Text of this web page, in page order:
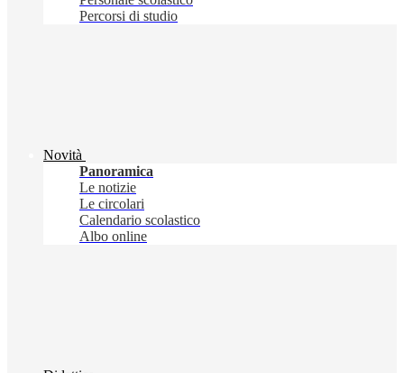
Percorsi di studio
Novità
Panoramica
Le notizie
Le circolari
Calendario scolastico
Albo online